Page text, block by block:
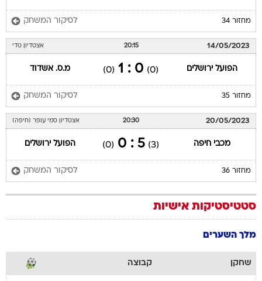
מחזור 34 לסיקור המשחק
14/05/2023
20:15 אצטדיון טדי
הפועל ירושלים (0)
0 : 1
(0) מ.ס. אשדוד
מחזור 35 לסיקור המשחק
20/05/2023
20:30 אצטדיון סמי עופר (חיפה)
מכבי חיפה (3)
5 : 0
(0) הפועל ירושלים
מחזור 36 לסיקור המשחק
סטטיסטיקות אישיות
מלך השערים
שחקן קבוצה